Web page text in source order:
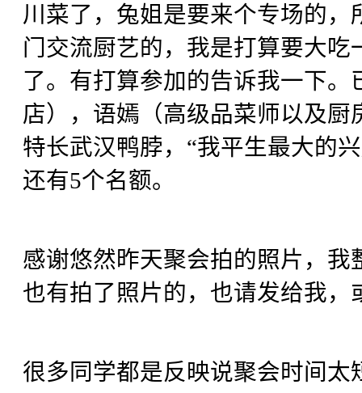
川菜了，兔姐是要来个专场的
门交流厨艺的，我是打算要大
了。有打算参加的告诉我一下
店），语嫣（高级品菜师以及
特长武汉鸭脖，“我平生最大的
还有5个名额。
感谢悠然昨天聚会拍的照片，
也有拍了照片的，也请发给我，
很多同学都是反映说聚会时间